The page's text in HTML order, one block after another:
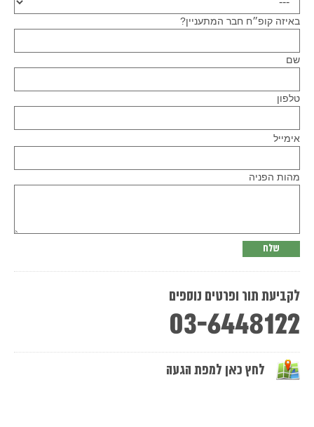
באיזה קופ״ח חבר המתעניין?
שם
טלפון
leave
אימייל
מהות הפניה
לקביעת תור ופרטים נוספים
03-6448122
לחץ כאן למפת הגעה